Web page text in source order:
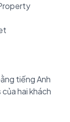
tiếng Anh
hai khách